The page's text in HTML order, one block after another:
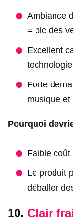
Ambiance
= pic des
Excellent
Forte
musique et
Pourquoi
Faible coût
Le produit
déballer
10. Clair